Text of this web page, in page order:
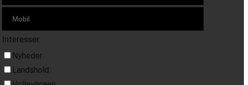
Interesser:
Nyheder
Landshold